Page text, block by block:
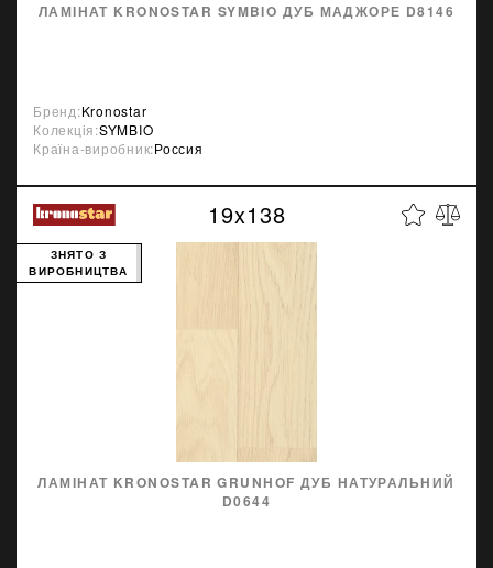
ЛАМІНАТ KRONOSTAR SYMBIO ДУБ МАДЖОРЕ D8146
Бренд:Kronostar
Колекція:SYMBIO
Країна-виробник:Россия
19x138
ЛАМІНАТ KRONOSTAR GRUNHOF ДУБ НАТУРАЛЬНИЙ
D0644
ЗНЯТО З
ВИРОБНИЦТВА